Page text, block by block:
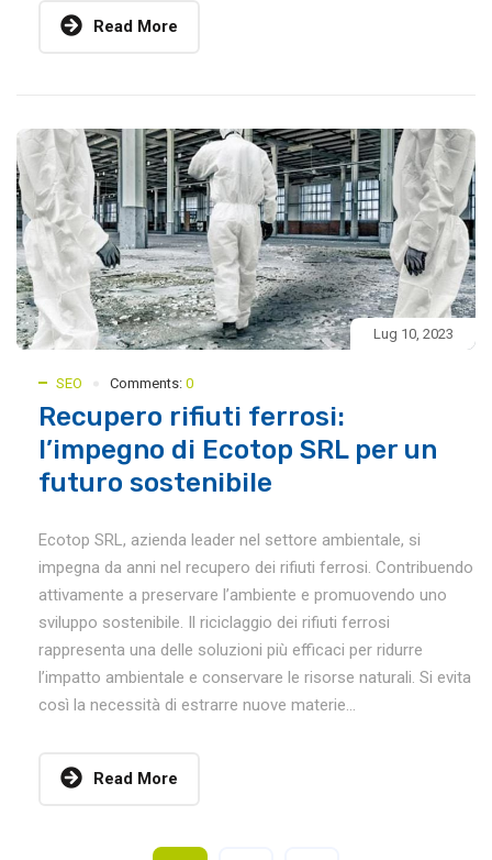
Read More
Lug 10, 2023
SEO Comments: 0
Recupero rifiuti ferrosi:
l’impegno di Ecotop SRL per un
futuro sostenibile
Ecotop SRL, azienda leader nel settore ambientale, si
impegna da anni nel recupero dei rifiuti ferrosi. Contribuendo
attivamente a preservare l’ambiente e promuovendo uno
sviluppo sostenibile. Il riciclaggio dei rifiuti ferrosi
rappresenta una delle soluzioni più efficaci per ridurre
l’impatto ambientale e conservare le risorse naturali. Si evita
così la necessità di estrarre nuove materie...
Read More